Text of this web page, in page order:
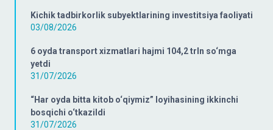
Kichik tadbirkorlik subyektlarining investitsiya faoliyati
03/08/2026
6 oyda transport xizmatlari hajmi 104,2 trln so‘mga
yetdi
31/07/2026
“Har oyda bitta kitob o‘qiymiz” loyihasining ikkinchi
bosqichi o‘tkazildi
31/07/2026